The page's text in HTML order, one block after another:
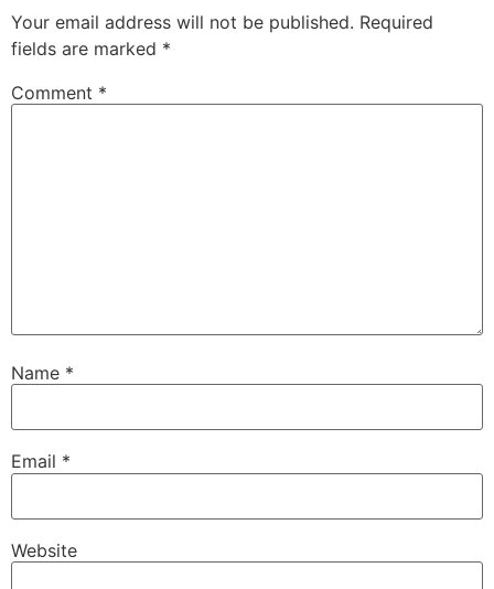
Your email address will not be published. Required
fields are marked *
Comment *
Name *
Email *
Website